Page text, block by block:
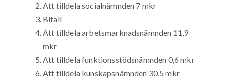
Att tilldela socialnämnden 7 mkr
Bifall
Att tilldela arbetsmarknadsnämnden 11,9
mkr
Att tilldela funktionsstödsnämnden 0,6 mkr
Att tilldela kunskapsnämnden 30,5 mkr